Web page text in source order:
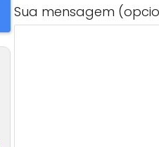
Sua mensagem